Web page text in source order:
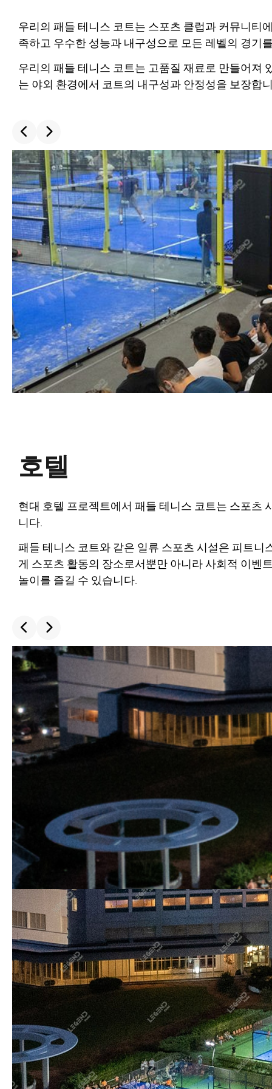
우리의 패들 테니스 코트는 스포츠 클럽과 커뮤니티
족하고 우수한 성능과 내구성으로 모든 레벨의 경기
우리의 패들 테니스 코트는 고품질 재료로 만들어져
는 야외 환경에서 코트의 내구성과 안정성을 보장합
호텔
현대 호텔 프로젝트에서 패들 테니스 코트는 스포츠
니다.
패들 테니스 코트와 같은 일류 스포츠 시설은 피트
게 스포츠 활동의 장소로서뿐만 아니라 사회적 이벤
놀이를 즐길 수 있습니다.